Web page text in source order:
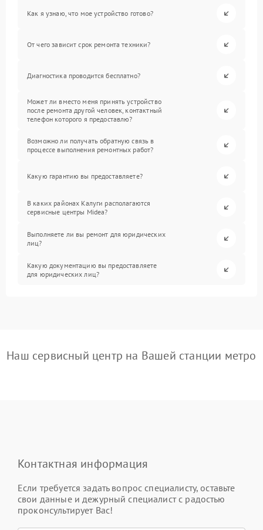
Как я узнаю, что мое устройство готово?
От чего зависит срок ремонта техники?
Диагностика проводится бесплатно?
Может ли вместо меня принять устройство
после ремонта другой человек, контактный
телефон которого я предоставлю?
Возможно ли получать обратную связь в
процессе выполнения ремонтных работ?
Какую гарантию вы предоставляете?
В каких районах Калуги располагаются
сервисные центры Midea?
Выполняете ли вы ремонт для юридических
лиц?
Какую документацию вы предоставляете
для юридических лиц?
Наш сервисный центр на Вашей станции метро
Контактная информация
Если требуется задать вопрос специалисту, оставьте
свои данные и дежурный специалист с радостью
проконсультирует Вас!